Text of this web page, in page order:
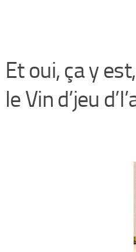
Et oui, ça y
le Vin d’jeu